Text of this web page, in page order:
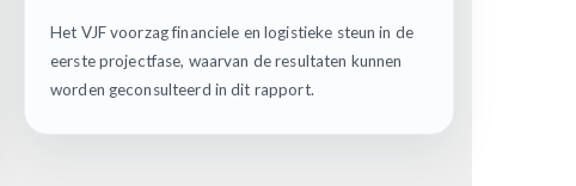
Het VJF voorzag financiele en logistieke steun in de
eerste projectfase, waarvan de resultaten kunnen
worden geconsulteerd in dit rapport.